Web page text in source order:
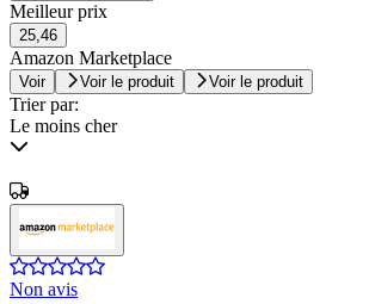
Meilleur prix
25,46
Amazon Marketplace
Voir Voir le produit Voir le produit
Trier par:
Le moins cher
Non avis